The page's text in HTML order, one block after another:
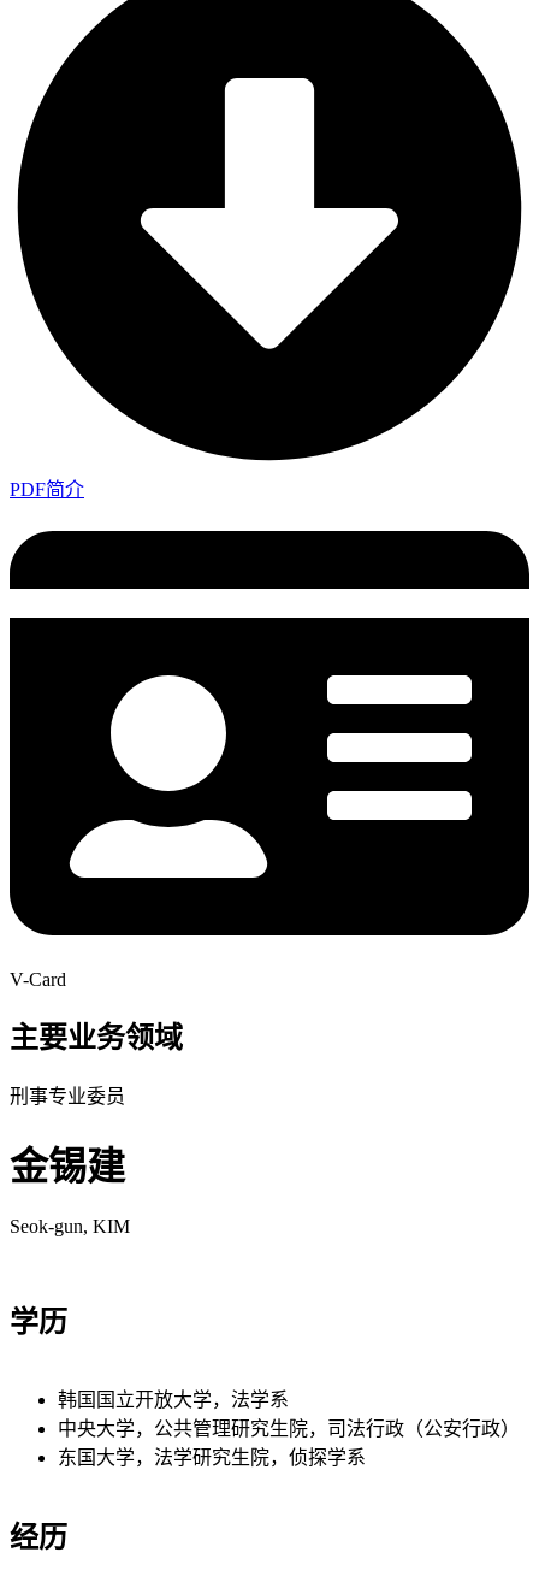
PDF简介
V-Card
主要业务领域
刑事专业委员
金锡建
Seok-gun, KIM
学历
韩国国立开放大学，法学系
中央大学，公共管理研究生院，司法行政（公安行政）
东国大学，法学研究生院，侦探学系
经历